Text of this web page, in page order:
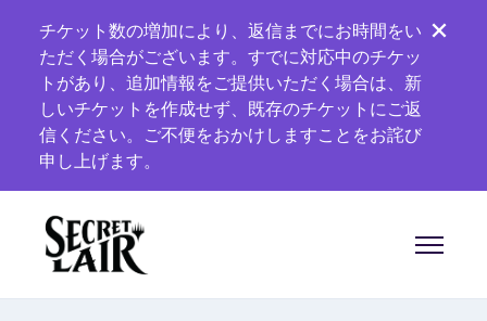
チケット数の増加により、返信までにお時間をい
ただく場合がございます。すでに対応中のチケッ
トがあり、追加情報をご提供いただく場合は、新
しいチケットを作成せず、既存のチケットにご返
信ください。ご不便をおかけしますことをお詫び
申し上げます。
ナビゲ